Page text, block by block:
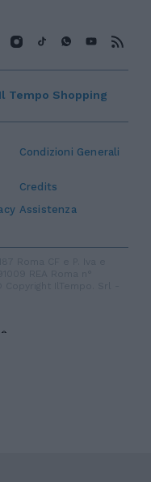
Condizioni Generali
Credits
Assistenza
Il Tempo Shopping